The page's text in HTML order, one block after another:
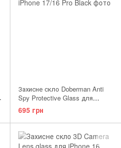
Захисне скло Doberman Anti
Spy Protective Glass для
iPhone 17/16 Pro Black
695 грн